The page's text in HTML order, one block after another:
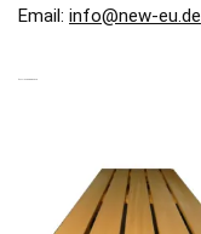
Email: info@new-eu.de